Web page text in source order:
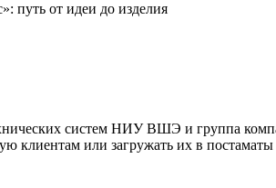
путь от идеи до изделия
систем НИУ ВШЭ и группа
клиентам или загружать их в постаматы